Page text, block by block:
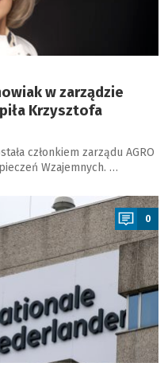
w zarządzie
Krzysztofa
członkiem zarządu AGRO
Wzajemnych. …
0